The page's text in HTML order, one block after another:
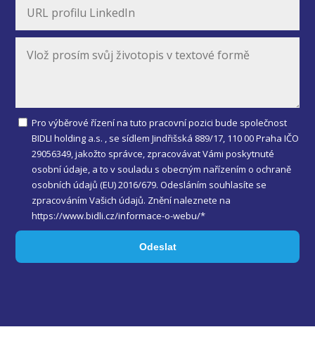
Pro výběrové řízení na tuto pracovní pozici bude společnost
BIDLI holding a.s. , se sídlem Jindřišská 889/17, 110 00 Praha IČO
29056349, jakožto správce, zpracovávat Vámi poskytnuté
osobní údaje, a to v souladu s obecným nařízením o ochraně
osobních údajů (EU) 2016/679. Odesláním souhlasíte se
zpracováním Vašich údajů. Znění naleznete na
https://www.bidli.cz/informace-o-webu/*
Odeslat